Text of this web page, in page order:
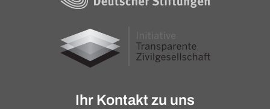
Ihr Kontakt zu uns